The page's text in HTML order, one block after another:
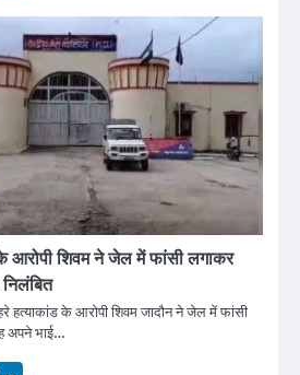
आरोपी शिवम ने जेल में फांसी लगाकर
हत्याकांड के आरोपी शिवम जादौन ने जेल में फांसी
अपने भाई…